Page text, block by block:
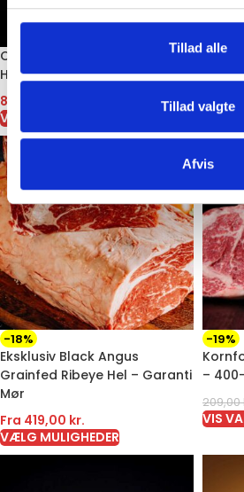
Tillad alle
Tillad valgte
Afvis
Chicken Cheese Balls –
Hvidløg – 1 kg
89,00
VIS VARE
69,00
VIS
-18%
Eksklusiv Black Angus
Grainfed Ribeye Hel – Garanti
Mør
Fra 419,00 kr.
VÆLG MULIGHEDER
-19%
–
209,00
VIS